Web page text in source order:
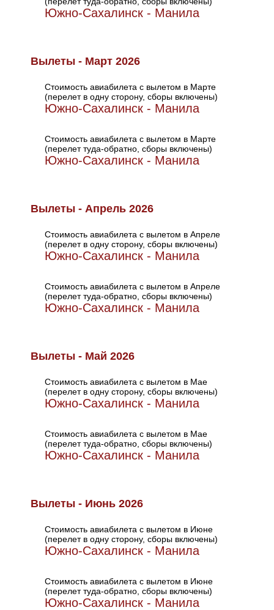
Южно-Сахалинск - Манила
Вылеты - Март 2026
Стоимость авиабилета с вылетом в Марте
(перелет в одну сторону, сборы включены)
Южно-Сахалинск - Манила
Стоимость авиабилета с вылетом в Марте
(перелет туда-обратно, сборы включены)
Южно-Сахалинск - Манила
Вылеты - Апрель 2026
Стоимость авиабилета с вылетом в Апреле
(перелет в одну сторону, сборы включены)
Южно-Сахалинск - Манила
Стоимость авиабилета с вылетом в Апреле
(перелет туда-обратно, сборы включены)
Южно-Сахалинск - Манила
Вылеты - Май 2026
Стоимость авиабилета с вылетом в Мае
(перелет в одну сторону, сборы включены)
Южно-Сахалинск - Манила
Стоимость авиабилета с вылетом в Мае
(перелет туда-обратно, сборы включены)
Южно-Сахалинск - Манила
Вылеты - Июнь 2026
Стоимость авиабилета с вылетом в Июне
(перелет в одну сторону, сборы включены)
Южно-Сахалинск - Манила
Стоимость авиабилета с вылетом в Июне
(перелет туда-обратно, сборы включены)
Южно-Сахалинск - Манила